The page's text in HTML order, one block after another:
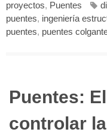
proyectos, Puentes
puentes, ingeniería
puentes, puentes
Puentes:
controlar